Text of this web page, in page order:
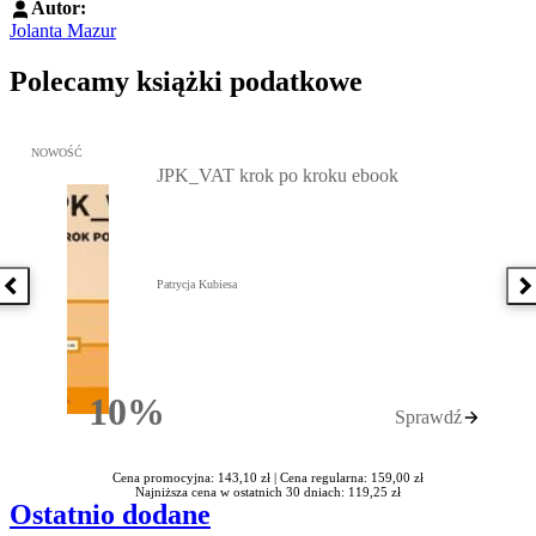
Autor:
Jolanta Mazur
Polecamy książki podatkowe
Poprzednia książka
Przejdź do: JPK_VAT krok po kroku ebook, Patrycja Kubiesa -
NOWOŚĆ
10%Rabatu
JPK_VAT krok po kroku ebook
Patrycja Kubiesa
Sprawdź
Cena promocyjna: 143,10 zł | Cena regularna: 159,00 zł
Najniższa cena w ostatnich 30 dniach: 119,25 zł
Ostatnio dodane